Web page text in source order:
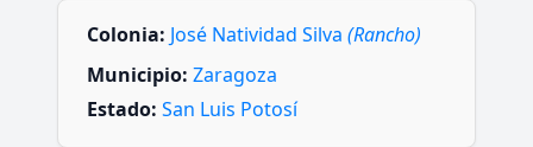
Colonia: José Natividad Silva (Rancho)
Municipio: Zaragoza
Estado: San Luis Potosí